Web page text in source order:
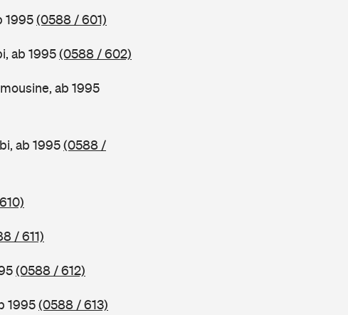
1995(0588 / 601)
ab 1995(0588 / 602)
ab 1995
ab 1995(0588 /
/ 611)
(0588 / 612)
1995(0588 / 613)